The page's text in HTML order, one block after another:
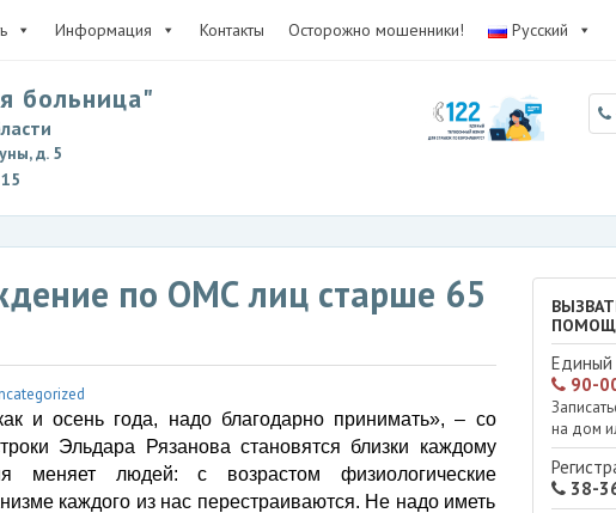
Информация Контакты Осторожно мошенники! Русский
больница"
д. 5
по ОМС лиц старше 65
и осень года, надо благодарно принимать», – со
Эльдара Рязанова становятся близки каждому
меняет людей:c возрастом физиологические
каждого из нас перестраиваются. Не надо иметь
Единый
90-
на дом
38-